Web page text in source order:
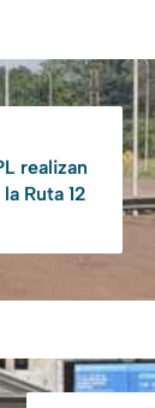
realizan
Ruta 12